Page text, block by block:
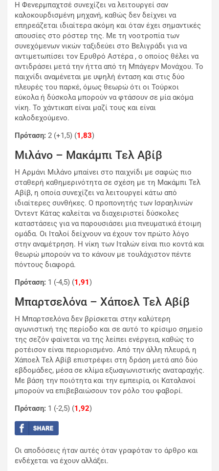
Η Φενερμπαχτσέ συνεχίζει να λειτουργεί σαν
καλοκουρδισμένη μηχανή, καθώς δεν δείχνει να
επηρεάζεται ιδιαίτερα ακόμη και όταν έχει σημαντικές
απουσίες στο ρόστερ της. Με τη νοοτροπία των
συνεχόμενων νικών ταξιδεύει στο Βελιγράδι για να
αντιμετωπίσει τον Ερυθρό Αστέρα , ο οποίος θέλει να
αντιδράσει μετά την ήττα από τη Μπάγερν Μονάχου. Το
παιχνίδι αναμένεται με υψηλή ένταση και στις δύο
πλευρές του παρκέ, όμως θεωρώ ότι οι Τούρκοι
εύκολα ή δύσκολα μπορούν να φτάσουν σε μία ακόμα
νίκη. Το χάντικαπ είναι μαζί τους και είναι
καλοδεχούμενο.
Πρόταση: 2 (+1,5) (1,83)
Μιλάνο – Μακάμπι Τελ Αβίβ
Η Αρμάνι Μιλάνο μπαίνει στο παιχνίδι με σαφώς πιο
σταθερή καθημερινότητα σε σχέση με τη Μακάμπι Τελ
Αβίβ, η οποία συνεχίζει να λειτουργεί κάτω από
ιδιαίτερες συνθήκες. Ο προπονητής των Ισραηλινών
Όντεντ Κάτας καλείται να διαχειριστεί δύσκολες
καταστάσεις για να παρουσιάσει μια πνευματικά έτοιμη
ομάδα. Οι Ιταλοί δείχνουν να έχουν τον πρώτο λόγο
στην αναμέτρηση. Η νίκη των Ιταλών είναι πιο κοντά και
θεωρώ μπορούν να το κάνουν με τουλάχιστον πέντε
πόντους διαφορά.
Πρόταση: 1 (-4,5) (1,91 )
Μπαρτσελόνα – Χάποελ Τελ Αβίβ
Η Μπαρτσελόναδεν βρίσκεται στην καλύτερη
αγωνιστική της περίοδο και σε αυτό το κρίσιμο σημείο
της σεζόν φαίνεται να της λείπει ενέργεια, καθώς το
ροτέισον είναι περιορισμένο. Από την άλλη πλευρά, η
Χάποελ Τελ Αβίβ επιστρέφει στη δράση μετά από δύο
εβδομάδες, μέσα σε κλίμα εξωαγωνιστικής αναταραχής.
Με βάση την ποιότητα και την εμπειρία, οι Καταλανοί
μπορούν να επιβεβαιώσουν τον ρόλο του φαβορί.
Πρόταση: 1 (-2,5) (1,92)
Οι αποδόσεις ήταν αυτές όταν γραφόταν το άρθρο και
ενδέχεται να έχουν αλλάξει.